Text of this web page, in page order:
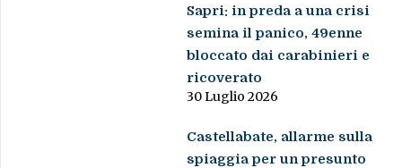
Sapri: in preda a una crisi
semina il panico, 49enne
bloccato dai carabinieri e
ricoverato
30 Luglio 2026
Castellabate, allarme sulla
spiaggia per un presunto